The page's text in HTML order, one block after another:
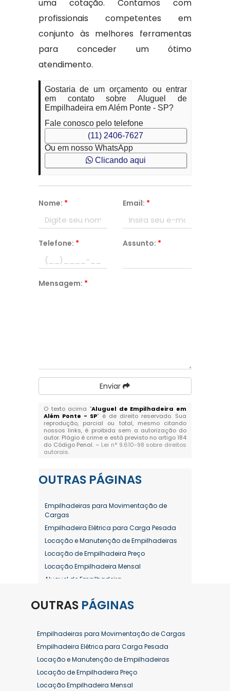
uma cotação. Contamos com
profissionais competentes em
conjunto às melhores ferramentas
para conceder um ótimo
atendimento.
Gostaria de um orçamento ou entrar
em contato sobre Aluguel de
Empilhadeira em Além Ponte - SP?
Fale conosco pelo telefone
(11) 2406-7627
Ou em nosso WhatsApp
Clicando aqui
Nome: * Email: *
Telefone: * Assunto: *
Mensagem: *
Enviar
O texto acima "Aluguel de Empilhadeira em
Além Ponte - SP" é de direito reservado. Sua
reprodução, parcial ou total, mesmo citando
nossos links, é proibida sem a autorização do
autor. Plágio é crime e está previsto no artigo 184
do Código Penal. – Lei n° 9.610-98 sobre direitos
autorais.
OUTRAS PÁGINAS
Empilhadeiras para Movimentação de
Cargas
Empilhadeira Elétrica para Carga Pesada
Locação e Manutenção de Empilhadeiras
Locação de Empilhadeira Preço
Locação Empilhadeira Mensal
Aluguel de Empilhadeira
Aluguel de Empilhadeira Diária Valor
Aluguel de Empilhadeira Elétrica Preço
Aluguel de Empilhadeira Mensal
Aluguel de Empilhadeira Preço
Aluguel de Empilhadeira Valor
Aluguel de Empilhadeiras Eletricas
OUTRAS PÁGINAS
Empilhadeiras para Movimentação de Cargas
Empilhadeira Elétrica para Carga Pesada
Locação e Manutenção de Empilhadeiras
Locação de Empilhadeira Preço
Locação Empilhadeira Mensal